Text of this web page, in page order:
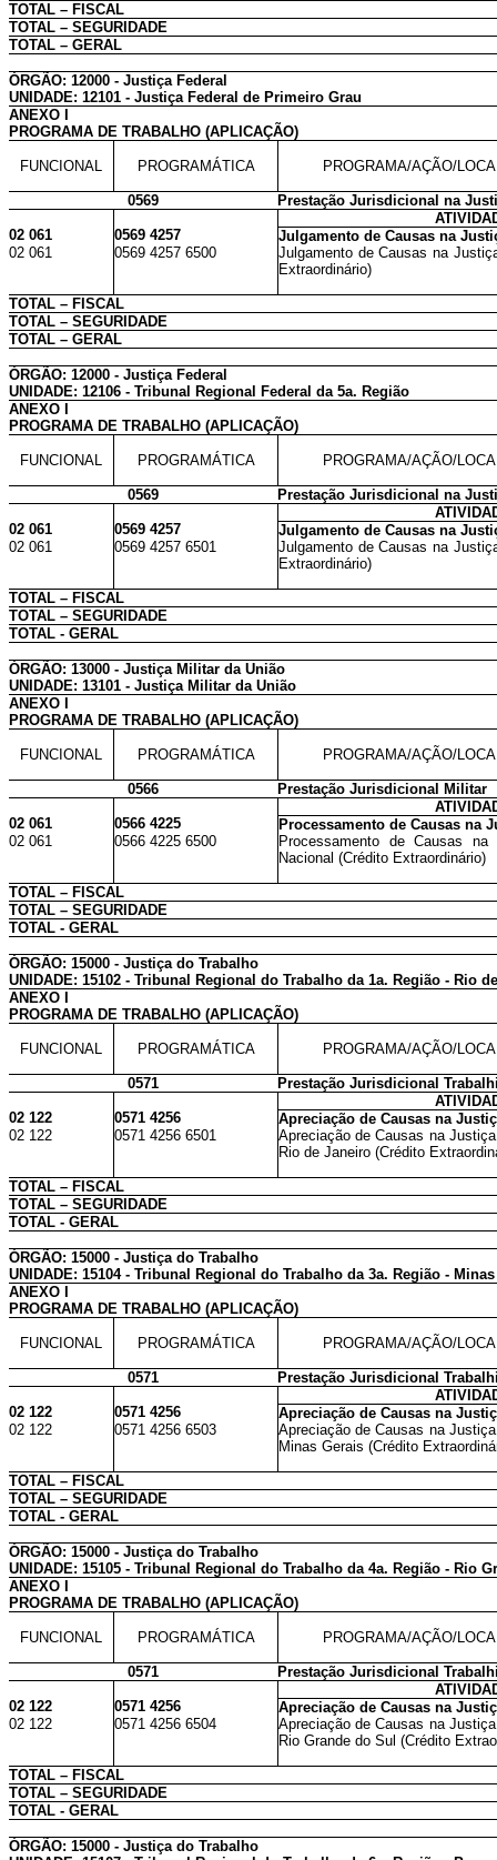
TOTAL – FISCAL
TOTAL – SEGURIDADE
TOTAL – GERAL
ÓRGÃO: 12000 - Justiça Federal
UNIDADE: 12101 - Justiça Federal de Primeiro Grau
ANEXO I
PROGRAMA DE TRABALHO (APLICAÇÃO)
FUNCIONAL PROGRAMÁTICA PROGRAMA/AÇÃO/
0569
Prestação Jurisdicional na
02 061
0569 4257
Julgamento de Causas na
02 061
0569 4257 6500
Julgamento de Causas na
Extraordinário)
TOTAL – FISCAL
TOTAL – SEGURIDADE
TOTAL – GERAL
ÓRGÃO: 12000 - Justiça Federal
UNIDADE: 12106 - Tribunal Regional Federal da 5a. Região
ANEXO I
PROGRAMA DE TRABALHO (APLICAÇÃO)
FUNCIONAL PROGRAMÁTICA PROGRAMA/AÇÃO/
0569
Prestação Jurisdicional na
02 061
0569 4257
Julgamento de Causas na
02 061
0569 4257 6501
Julgamento de Causas na
Extraordinário)
TOTAL – FISCAL
TOTAL – SEGURIDADE
TOTAL - GERAL
ÓRGÃO: 13000 - Justiça Militar da União
UNIDADE: 13101 - Justiça Militar da União
ANEXO I
PROGRAMA DE TRABALHO (APLICAÇÃO)
FUNCIONAL PROGRAMÁTICA PROGRAMA/AÇÃO/
0566
Prestação Jurisdicional Militar
02 061
0566 4225
Processamento de Causas na
02 061
0566 4225 6500
Processamento de Causas
Nacional (Crédito Extraordinário)
TOTAL – FISCAL
TOTAL – SEGURIDADE
TOTAL - GERAL
ÓRGÃO: 15000 - Justiça do Trabalho
UNIDADE: 15102 - Tribunal Regional do Trabalho da 1a. Região - Rio
ANEXO I
PROGRAMA DE TRABALHO (APLICAÇÃO)
FUNCIONAL PROGRAMÁTICA PROGRAMA/AÇÃO/
0571
Prestação Jurisdicional
02 122
0571 4256
Apreciação de Causas na
02 122
0571 4256 6501
Apreciação de Causas na
Rio de Janeiro (Crédito
TOTAL – FISCAL
TOTAL – SEGURIDADE
TOTAL - GERAL
ÓRGÃO: 15000 - Justiça do Trabalho
UNIDADE: 15104 - Tribunal Regional do Trabalho da 3a. Região -
ANEXO I
PROGRAMA DE TRABALHO (APLICAÇÃO)
FUNCIONAL PROGRAMÁTICA PROGRAMA/AÇÃO/
0571
Prestação Jurisdicional
02 122
0571 4256
Apreciação de Causas na
02 122
0571 4256 6503
Apreciação de Causas na
Minas Gerais (Crédito
TOTAL – FISCAL
TOTAL – SEGURIDADE
TOTAL - GERAL
ÓRGÃO: 15000 - Justiça do Trabalho
UNIDADE: 15105 - Tribunal Regional do Trabalho da 4a. Região - Rio
ANEXO I
PROGRAMA DE TRABALHO (APLICAÇÃO)
FUNCIONAL PROGRAMÁTICA PROGRAMA/AÇÃO/
0571
Prestação Jurisdicional
02 122
0571 4256
Apreciação de Causas na
02 122
0571 4256 6504
Apreciação de Causas na
Rio Grande do Sul (Crédito
TOTAL – FISCAL
TOTAL – SEGURIDADE
TOTAL - GERAL
ÓRGÃO: 15000 - Justiça do Trabalho